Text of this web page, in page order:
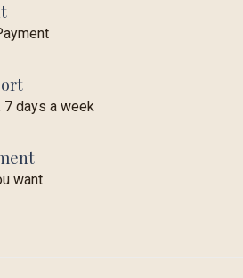
7 days a week
want